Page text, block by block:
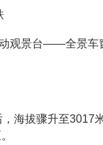
观景台——全景车
海拔骤升至3017